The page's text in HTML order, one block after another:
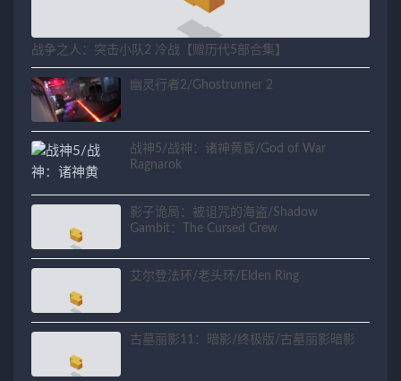
战争之人：突击小队2 冷战【赠历代5部合集】
幽灵行者2/Ghostrunner 2
战神5/战神：诸神黄昏/God of War
Ragnarok
影子诡局：被诅咒的海盗/Shadow
Gambit：The Cursed Crew
艾尔登法环/老头环/Elden Ring
古墓丽影11：暗影/终极版/古墓丽影暗影